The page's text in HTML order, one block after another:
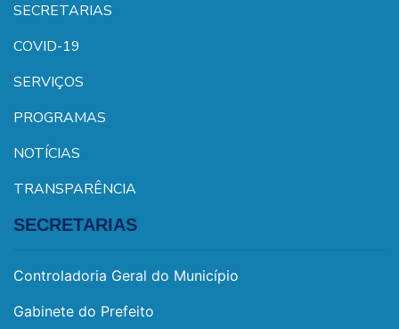
SECRETARIAS
COVID-19
SERVIÇOS
PROGRAMAS
NOTÍCIAS
TRANSPARÊNCIA
SECRETARIAS
Controladoria Geral do Município
Gabinete do Prefeito